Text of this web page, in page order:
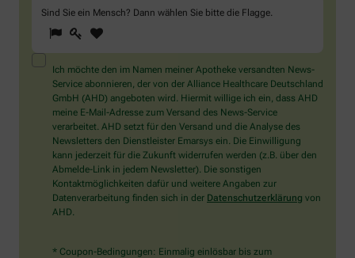
Sind Sie ein Mensch? Dann wählen Sie bitte die Flagge
Sind
Sie
ein
Mensch?
Dann
wählen
Sie
bitte
die
Flagge.
1 2
Ich möchte den im Namen meiner Apotheke versandten News-
Service abonnieren, der von der Alliance Healthcare Deutschland
GmbH (AHD) angeboten wird. Hiermit willige ich ein, dass AHD
meine E-Mail-Adresse zum Versand des News-Service
verarbeitet. AHD setzt für den Versand und die Analyse des
Newsletters den Dienstleister Emarsys ein. Die Einwilligung
kann jederzeit für die Zukunft widerrufen werden (z.B. über den
Abmelde-Link in jedem Newsletter). Die sonstigen
Kontaktmöglichkeiten dafür und weitere Angaben zur
Datenverarbeitung finden sich in der Datenschutzerklärung von
AHD.
* Coupon-Bedingungen: Einmalig einlösbar bis zum